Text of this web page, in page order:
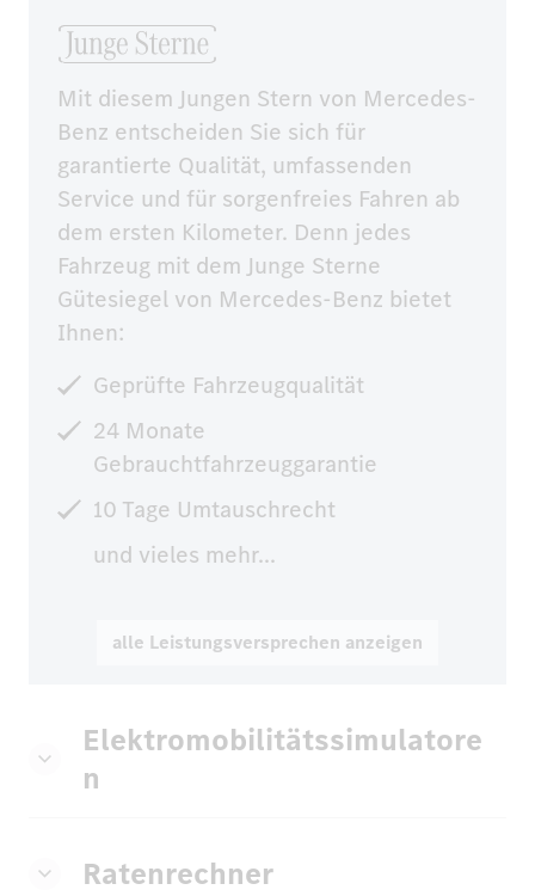
Mit diesem Jungen Stern von Mercedes-
Benz entscheiden Sie sich für
garantierte Qualität, umfassenden
Service und für sorgenfreies Fahren ab
dem ersten Kilometer. Denn jedes
Fahrzeug mit dem Junge Sterne
Gütesiegel von Mercedes-Benz bietet
Ihnen:
Geprüfte Fahrzeugqualität
24 Monate
Gebrauchtfahrzeuggarantie
10 Tage Umtauschrecht
und vieles mehr...
alle Leistungsversprechen anzeigen
Elektromobilitätssimulatore
n
Ratenrechner